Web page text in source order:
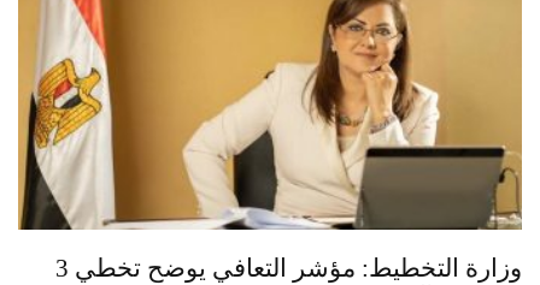
وزارة التخطيط: مؤشر التعافي يوضح تخطي 3